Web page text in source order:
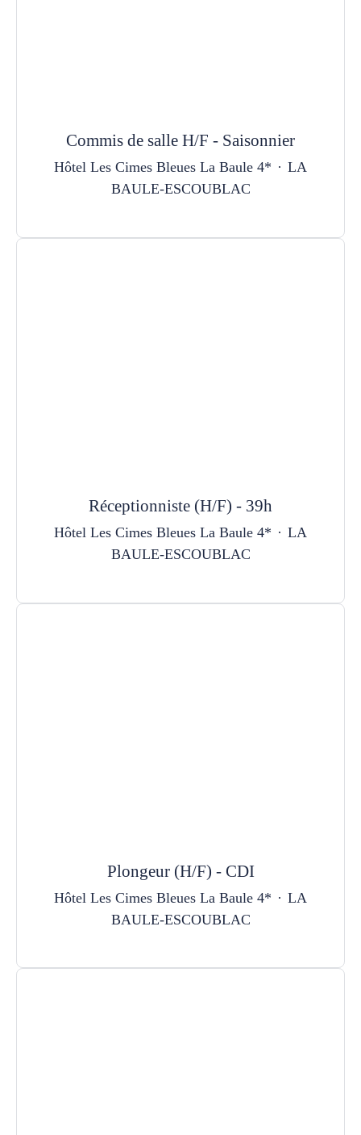
Commis de salle H/F - Saisonnier
Hôtel Les Cimes Bleues La Baule 4* · LA
BAULE-ESCOUBLAC
Réceptionniste (H/F) - 39h
Hôtel Les Cimes Bleues La Baule 4* · LA
BAULE-ESCOUBLAC
Plongeur (H/F) - CDI
Hôtel Les Cimes Bleues La Baule 4* · LA
BAULE-ESCOUBLAC